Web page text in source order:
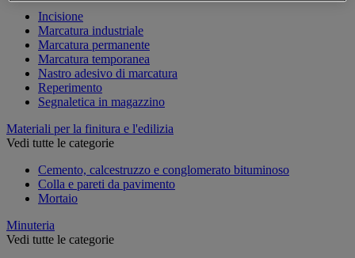
Incisione
Marcatura industriale
Marcatura permanente
Marcatura temporanea
Nastro adesivo di marcatura
Reperimento
Segnaletica in magazzino
Materiali per la finitura e l'edilizia
Vedi tutte le categorie
Cemento, calcestruzzo e conglomerato bituminoso
Colla e pareti da pavimento
Mortaio
Minuteria
Vedi tutte le categorie